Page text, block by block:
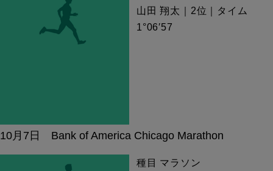
山田 翔太｜2位｜タイム
1°06′57
10月7日 Bank of America Chicago Marathon
種目 マラソン